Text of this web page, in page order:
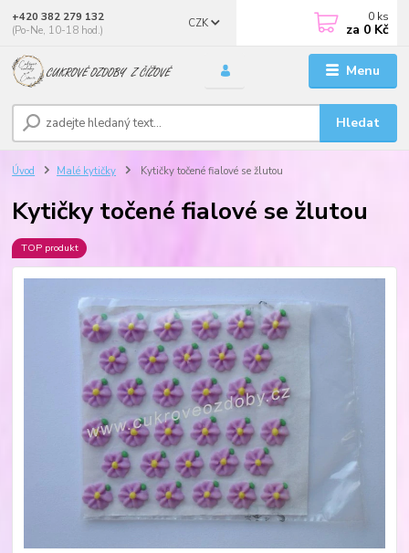
Menu
CZK
Hledat
+420 382 279 132
(Po-Ne, 10-18 hod.)
0 ks
za 0 Kč
Úvod Malé kytičky Kytičky točené fialové se žlutou
Kytičky točené fialové se žlutou
TOP produkt